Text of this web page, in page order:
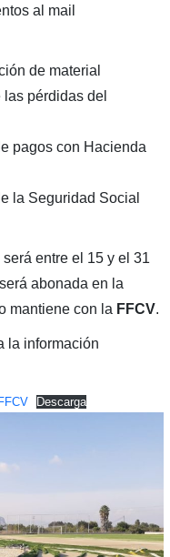
al mail
de material
pérdidas del
pagos con Hacienda
la Seguridad Social
entre el 15 y el 31
abonada en la
mantiene con la FFCV.
la información
Descarga